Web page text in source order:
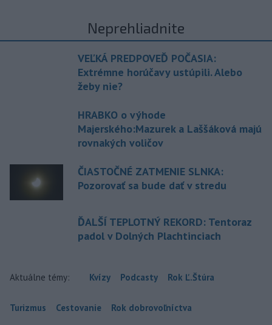
Neprehliadnite
VEĽKÁ PREDPOVEĎ POČASIA:
Extrémne horúčavy ustúpili. Alebo
žeby nie?
HRABKO o výhode
Majerského:Mazurek a Laššáková majú
rovnakých voličov
ČIASTOČNÉ ZATMENIE SLNKA:
Pozorovať sa bude dať v stredu
ĎALŠÍ TEPLOTNÝ REKORD: Tentoraz
padol v Dolných Plachtinciach
Aktuálne témy: Kvízy Podcasty Rok Ľ.Štúra
Turizmus Cestovanie Rok dobrovoľníctva